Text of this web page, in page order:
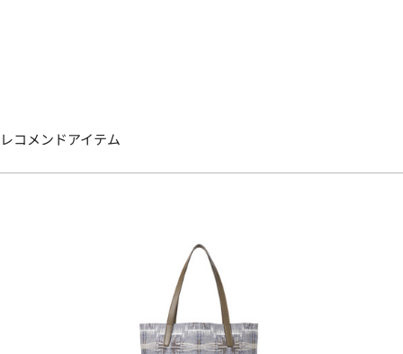
レコメンドアイテム